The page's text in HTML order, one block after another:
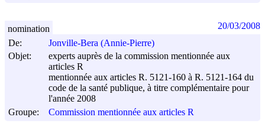
De:
Jonville-Bera (Annie-Pierre)
Objet:
experts auprès de la commission mentionnée aux
articles R
mentionnée aux articles R. 5121-160 à R. 5121-164 du
code de la santé publique, à titre complémentaire pour
l'année 2008
Groupe:
Commission mentionnée aux articles R
nomination 20/03/2008